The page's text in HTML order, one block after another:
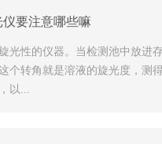
要注意哪些嘛
光性的仪器。当检测池中放进
个转角就是溶液的旋光度，测
以...